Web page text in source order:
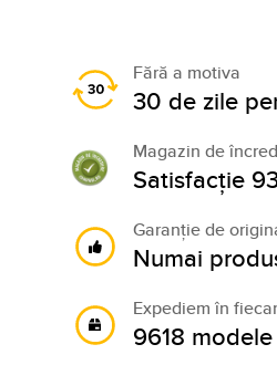
Fără a motiva
30 de zile
Magazin de
Satisfacție
Garanție de
Numai
Expediem în
9618